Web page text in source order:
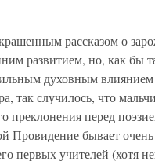
рассказом о
развитием, но, как бы
духовным
так случилось, что
преклонения перед
Провидение бывает очень
первых учителей (хотя